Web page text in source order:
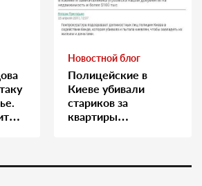
Новостной блог
Полицейские в
Киеве убивали
стариков за
квартиры…